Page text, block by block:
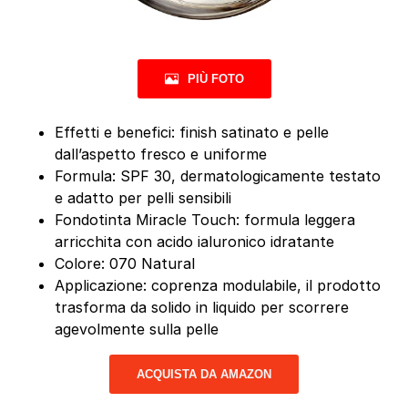
PIÙ FOTO
Effetti e benefici: finish satinato e pelle
dall’aspetto fresco e uniforme
Formula: SPF 30, dermatologicamente testato
e adatto per pelli sensibili
Fondotinta Miracle Touch: formula leggera
arricchita con acido ialuronico idratante
Colore: 070 Natural
Applicazione: coprenza modulabile, il prodotto
trasforma da solido in liquido per scorrere
agevolmente sulla pelle
ACQUISTA DA AMAZON